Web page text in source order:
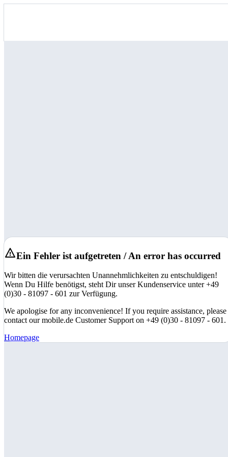
Ein Fehler ist aufgetreten / An error has occurred
Wir bitten die verursachten Unannehmlichkeiten zu entschuldigen!
Wenn Du Hilfe benötigst, steht Dir unser Kundenservice unter +49
(0)30 - 81097 - 601 zur Verfügung.
We apologise for any inconvenience! If you require assistance, please
contact our mobile.de Customer Support on +49 (0)30 - 81097 - 601.
Homepage